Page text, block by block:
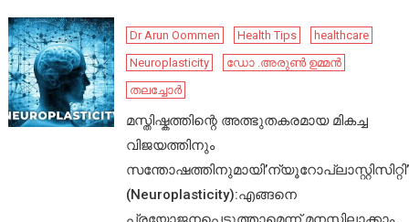
Dr Arun Oommen Health Tips
healthcare
Neuroplasticity
ഡോ .അരുൺ ഉമ്മൻ
തലച്ചോർ
മസ്തിഷ്കത്തിന്റെ അത്ഭുതകരമായ മികച്ച
വിജയത്തിനും
സന്തോഷത്തിനുമായി’ന്യൂറോപ്ലാസ്റ്റിസിറ്റി’
(Neuroplasticity):എങ്ങനെ